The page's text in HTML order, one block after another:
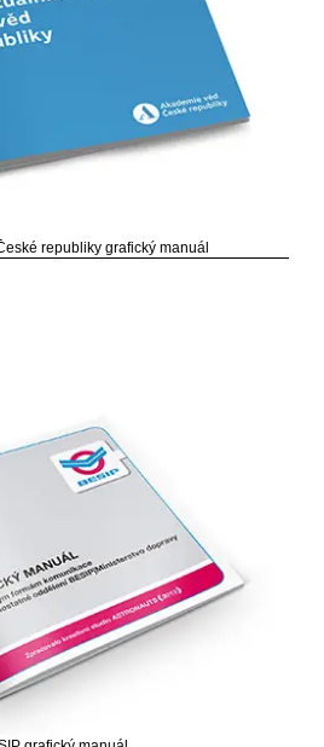
republiky grafický manuál